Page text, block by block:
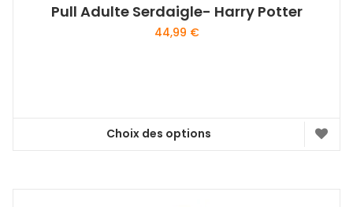
Pull Adulte Serdaigle- Harry Potter
44,99 €
Choix des options
Ce